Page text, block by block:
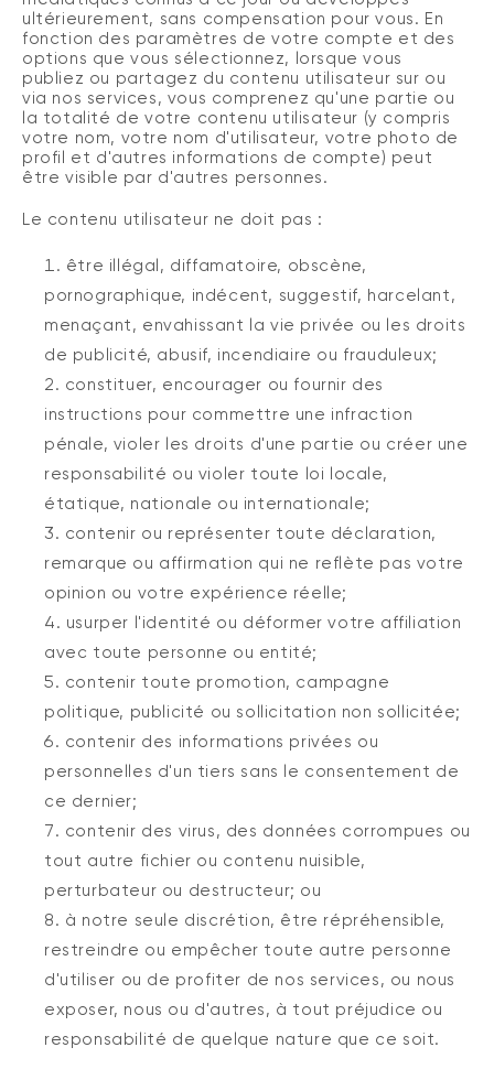
ultérieurement, sans compensation pour vous. En
fonction des paramètres de votre compte et des
options que vous sélectionnez, lorsque vous
publiez ou partagez du contenu utilisateur sur ou
via nos services, vous comprenez qu'une partie ou
la totalité de votre contenu utilisateur (y compris
votre nom, votre nom d'utilisateur, votre photo de
profil et d'autres informations de compte) peut
être visible par d'autres personnes.
Le contenu utilisateur ne doit pas :
être illégal, diffamatoire, obscène,
pornographique, indécent, suggestif, harcelant,
menaçant, envahissant la vie privée ou les droits
de publicité, abusif, incendiaire ou frauduleux;
constituer, encourager ou fournir des
instructions pour commettre une infraction
pénale, violer les droits d'une partie ou créer une
responsabilité ou violer toute loi locale,
étatique, nationale ou internationale;
contenir ou représenter toute déclaration,
remarque ou affirmation qui ne reflète pas votre
opinion ou votre expérience réelle;
usurper l'identité ou déformer votre affiliation
avec toute personne ou entité;
contenir toute promotion, campagne
politique, publicité ou sollicitation non sollicitée;
contenir des informations privées ou
personnelles d'un tiers sans le consentement de
ce dernier;
contenir des virus, des données corrompues ou
tout autre fichier ou contenu nuisible,
perturbateur ou destructeur; ou
à notre seule discrétion, être répréhensible,
restreindre ou empêcher toute autre personne
d'utiliser ou de profiter de nos services, ou nous
exposer, nous ou d'autres, à tout préjudice ou
responsabilité de quelque nature que ce soit.